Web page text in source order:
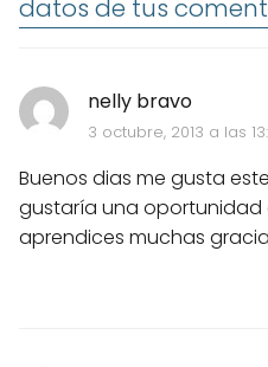
nelly bravo
3 octubre, 2013 a las
Buenos dias me gusta
gustaría una oportunidad
aprendices muchas
datos de tus